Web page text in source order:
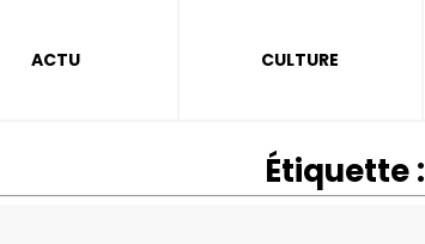
ACTU CULTURE
Étiquette :